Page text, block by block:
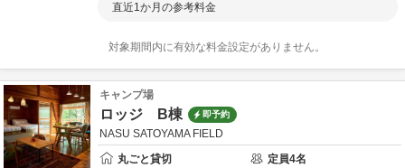
直近1か月の参考料金
対象期間内に有効な料金設定がありません。
キャンプ場
ロッジ B棟 即予約
NASU SATOYAMA FIELD
丸ごと貸切
定員4名